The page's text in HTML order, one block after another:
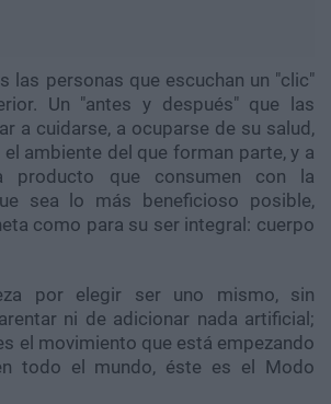
las personas que escuchan un "clic"
Un "antes y después" que las
a cuidarse, a ocuparse de su salud,
ambiente del que forman parte, y a
producto que consumen con la
sea lo más beneficioso posible,
como para su ser integral: cuerpo
por elegir ser uno mismo, sin
ni de adicionar nada artificial;
el movimiento que está empezando
todo el mundo, éste es el Modo